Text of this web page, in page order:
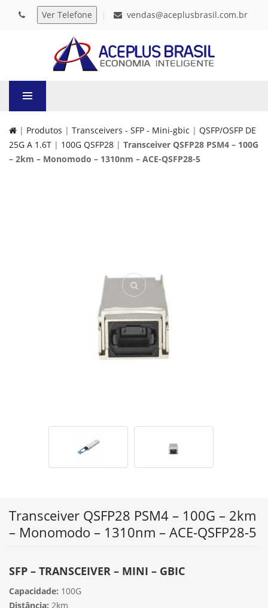
vendas@aceplusbrasil.com.br
| Produtos | Transceivers - SFP - Mini-gbic | QSFP/OSFP DE
25G A 1.6T | 100G QSFP28 | Transceiver QSFP28 PSM4 – 100G
– 2km – Monomodo – 1310nm – ACE-QSFP28-5
Transceiver QSFP28 PSM4 – 100G – 2km
– Monomodo – 1310nm – ACE-QSFP28-5
SFP – TRANSCEIVER – MINI – GBIC
Capacidade: 100G
Distância: 2km